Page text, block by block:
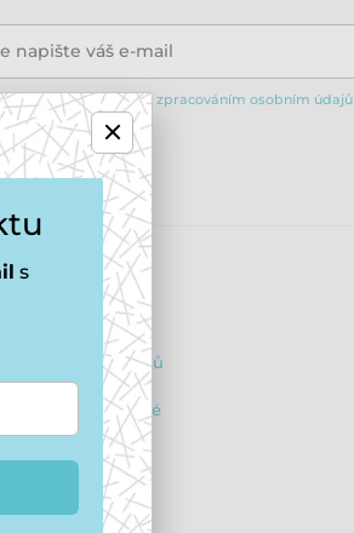
napište váš e-mail
odběru souhlasíte se zpracováním osobním údajů
podmínky
osobních údajů
pro registrované
řád
s